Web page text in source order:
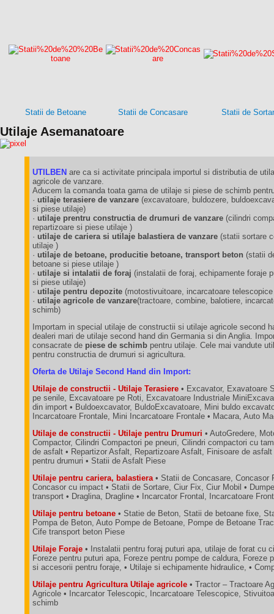
Statii de Betoane Statii de Concasare Statii de
Utilaje Asemanatoare
UTILBEN are ca si activitate principala importul si distributia de
agricole de vanzare.
Aducem la comanda toata gama de utilaje si piese de schimb
· utilaje terasiere de vanzare (excavatoare, buldozere,
si piese utilaje)
· utilaje prentru constructia de drumuri de vanzare (cilindri
repartizoare si piese utilaje )
· utilaje de cariera si utilaje balastiera de vanzare (statii sortare
utilaje )
· utilaje de betoane, producitie betoane, transport beton (statii
betoane si piese utilaje )
· utilaje si intalatii de foraj (instalatii de foraj, echipamente foraje
si piese utilaje)
· utilaje pentru depozite (motostivuitoare, incarcatoare
· utilaje agricole de vanzare(tractoare, combine, balotiere,
schimb)
Importam in special utilaje de constructii si utilaje agricole second
dealeri mari de utilaje second hand din Germania si din Anglia.
consacrate de piese de schimb pentru utilaje. Cele mai vandute
pentru constructia de drumuri si agricultura.
Oferta de Utilaje Second Hand din Import:
Utilaje de constructii - Utilaje Terasiere • Excavator, Exavatoare
pe senile, Excavatoare pe Roti, Excavatoare Industriale
din import • Buldoexcavator, BuldoExcavatoare, Mini buldo
Incarcatoare Frontale, Mini Incarcatoare Frontale • Macara, Auto
Utilaje de constructii - Utilaje pentru Drumuri • AutoGredere,
Compactor, Cilindri Compactori pe pneuri, Cilindri compactori cu
de asfalt • Repartizor Asfalt, Repartizoare Asfalt, Finisoare de
pentru drumuri • Statii de Asfalt Piese
Utilaje pentru cariera, balastiera • Statii de Concasare, Concasor
Concasor cu impact • Statii de Sortare, Ciur Fix, Ciur Mobil •
transport • Draglina, Dragline • Incarcator Frontal, Incarcatoare
Utilaje pentru betoane • Statie de Beton, Statii de betoane fixe,
Pompa de Beton, Auto Pompe de Betoane, Pompe de Betoane
Cife transport beton Piese
Utilaje Foraje • Instalatii pentru foraj puturi apa, utilaje de forat cu
Foreze pentru puturi apa, Foreze pentru pompe de caldura, Foreze
si accesorii pentru foraje, • Utilaje si echipamente hidraulice, •
Utilaje pentru Agricultura Utilaje agricole • Tractor – Tractoare
Agricole • Incarcator Telescopic, Incarcatoare Telescopice,
schimb